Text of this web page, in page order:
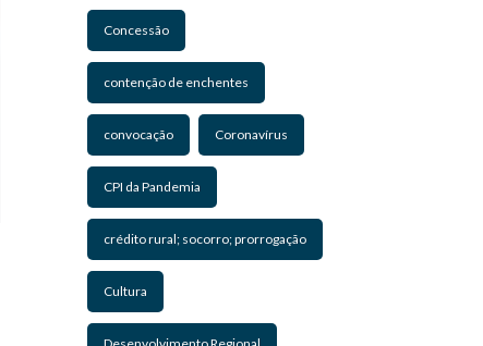
Concessão
contenção de enchentes
convocação Coronavírus
CPI da Pandemia
crédito rural; socorro; prorrogação
Cultura